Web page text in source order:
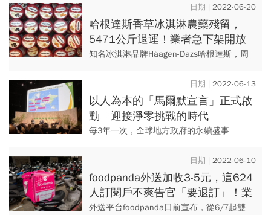
2022-06-20
哈根達斯香草冰淇淋農藥殘留，
5471公斤退運！業者急下架開放
退貨退款「截止期公布」
知名冰淇淋品牌Häagen-Dazs哈根達斯，周
草品脫冰淇淋、香草桶裝冰淇淋，查驗時驗
出極微量農藥...
2022-06-13
以人為本的「馬爾默宣言」正式啟
動 迎接淨零挑戰的時代
每3年一次，全球地方政府的永續盛事
開。大會的重要成果之一是啟動「馬爾默宣
言」（Malmö Com...
2022-06-10
foodpanda外送加收3-5元，這624
人訂閱戶不爽告官「要退訂」！業
者道歉了但結論卻是…
外送平台foodpanda日前宣布，從6/7起雙